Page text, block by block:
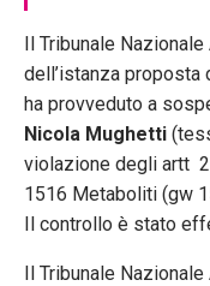
Il Tribunale
dell’istanza proposta
ha provveduto a
Nicola Mughetti
violazione degli artt
1516 Metaboliti (gw
Il controllo è stato
Il Tribunale